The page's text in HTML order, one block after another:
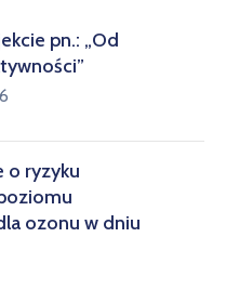
pn.: „Od
o ryzyku
ozonu w dniu